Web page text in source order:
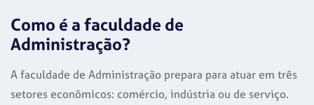
Como é a faculdade de
Administração?
A faculdade de Administração prepara para atuar em três
setores econômicos: comércio, indústria ou de serviço.